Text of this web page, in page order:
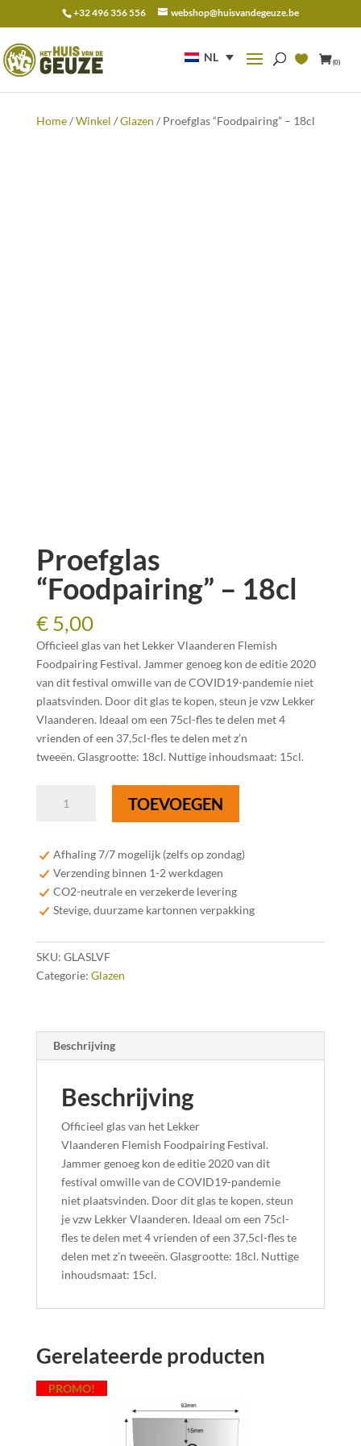
+32 496 356 556 webshop@huisvandegeuze.be
NL (0)
naar:
Home/Winkel /Glazen / Proefglas “Foodpairing” – 18cl
Proefglas
“Foodpairing” – 18cl
€5,00
Officieel glas van het Lekker Vlaanderen Flemish
Foodpairing Festival. Jammer genoeg kon de editie 2020
van dit festival omwille van de COVID19-pandemie niet
plaatsvinden. Door dit glas te kopen, steun je vzw Lekker
Vlaanderen. Ideaal om een 75cl-fles te delen met 4
vrienden of een 37,5cl-fles te delen met z’n
tweeën. Glasgrootte: 18cl. Nuttige inhoudsmaat: 15cl.
"Foodpairing"
18cl
aantal
TOEVOEGEN
Afhaling 7/7 mogelijk (zelfs op zondag)
Verzending binnen 1-2 werkdagen
CO2-neutrale en verzekerde levering
Stevige, duurzame kartonnen verpakking
SKU: GLASLVF
Categorie: Glazen
Beschrijving
Beschrijving
Officieel glas van het Lekker
Vlaanderen Flemish Foodpairing Festival.
Jammer genoeg kon de editie 2020 van dit
festival omwille van de COVID19-pandemie
niet plaatsvinden. Door dit glas te kopen, steun
je vzw Lekker Vlaanderen. Ideaal om een 75cl-
fles te delen met 4 vrienden of een 37,5cl-fles te
delen met z’n tweeën. Glasgrootte: 18cl. Nuttige
inhoudsmaat: 15cl.
Gerelateerde producten
PROMO!